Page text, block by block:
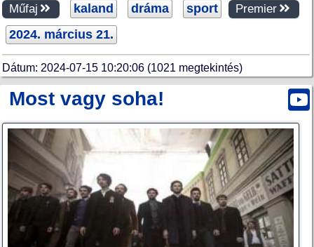
Műfaj kaland dráma sport Premier
2024. március 21.
Dátum: 2024-07-15 10:20:06 (1021 megtekintés)
Most vagy soha!